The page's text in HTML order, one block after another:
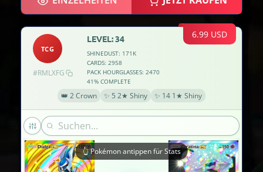
6.99 USD
TCG
#RMLXFG
LEVEL: 34
SHINEDUST: 171K
CARDS: 2958
PACK HOURGLASSES: 2470
41% COMPLETE
👑 2 Crown ✨ 5 2★ Shiny ✨ 14 1★ Shiny
👆 Pokémon antippen für Stats